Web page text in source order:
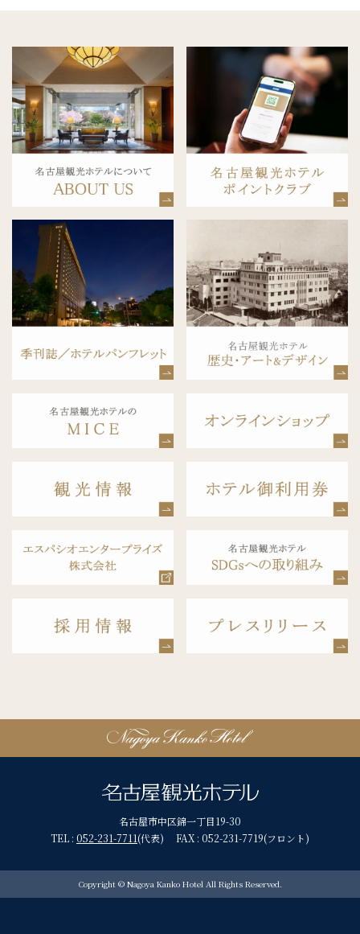
名古屋市中区錦一丁目19-30
TEL : 052-231-7711(代表) FAX : 052-231-7719(フロント)
Copyright © Nagoya Kanko Hotel All Rights Reserved.